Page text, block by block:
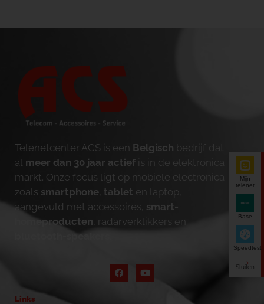
Telenetcenter ACS is een Belgisch bedrijf dat
al meer dan 30 jaar actief is in de elektronica
markt. Onze focus ligt op mobiele electronica
zoals smartphone tablet en laptop,
aangevuld met accessoires, smart-
homeproducten , radarverklikkers en
bluetooth-speakers
Links
Mijn
telenet
Base
Speedtest